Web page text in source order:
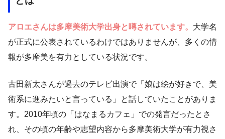
アロエさんは多摩美術大学出身と噂されています。 大学名
が正式に公表されているわけではありませんが、多くの情
報が多摩美を有力としている状況です。
古田新太さんが過去のテレビ出演で「娘は絵が好きで、美
術系に進みたいと言っている」と話していたことがありま
す。2010年頃の「はなまるカフェ」での発言だったとさ
れ、その頃の年齢や志望内容から多摩美術大学が有力視さ